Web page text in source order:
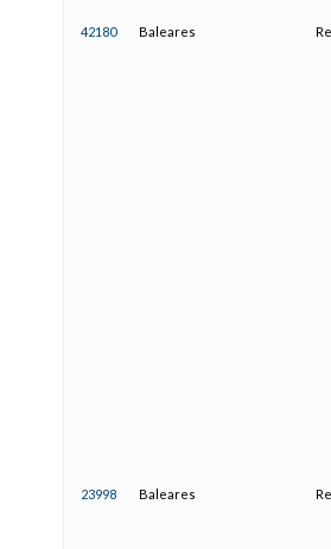
42180 Baleares
23998 Baleares